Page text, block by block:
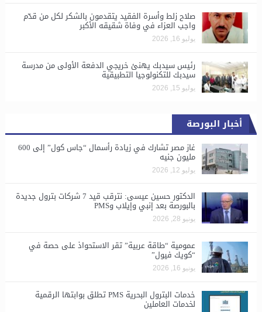
صلاح زلط وأسرة الفقيد يتقدمون بالشكر لكل من قدّم
واجب العزاء في وفاة شقيقه الأكبر
يوليو 16, 2026
رئيس سيدبك يهنئ خريجي الدفعة الأولى من مدرسة
سيدبك للتكنولوجيا التطبيقية
يوليو 15, 2026
أخبار البورصة
غاز مصر تشارك في زيادة رأسمال “جاس كول” إلى 600
مليون جنيه
يوليو 12, 2026
الدكتور حسين عيسى: نترقب قيد 7 شركات بترول جديدة
بالبورصة بعد إنبي وإيلاب وPMS
يونيو 28, 2026
​عمومية “طاقة عربية” تقر الاستحواذ على حصة في
“كويك فيول”
يونيو 16, 2026
خدمات البترول البحرية PMS تطلق بوابتها الرقمية
لخدمات العاملين